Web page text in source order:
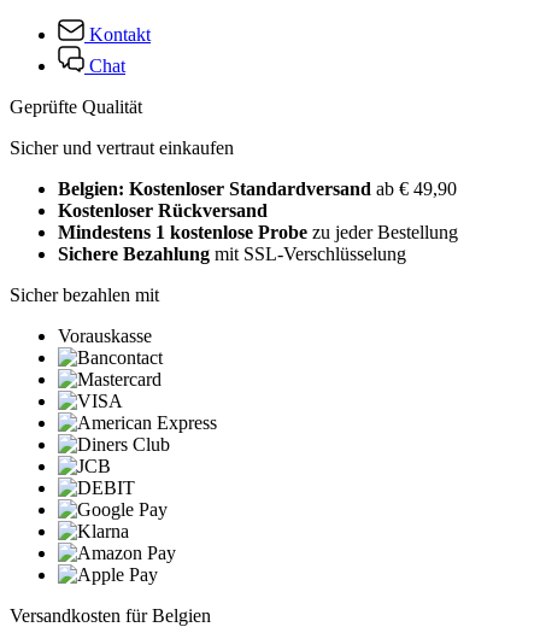
Kontakt
Chat
Geprüfte Qualität
Sicher und vertraut einkaufen
Belgien: Kostenloser Standardversand ab € 49,90
Kostenloser Rückversand
Mindestens 1 kostenlose Probe zu jeder Bestellung
Sichere Bezahlung mit SSL-Verschlüsselung
Sicher bezahlen mit
Vorauskasse
Versandkosten für Belgien